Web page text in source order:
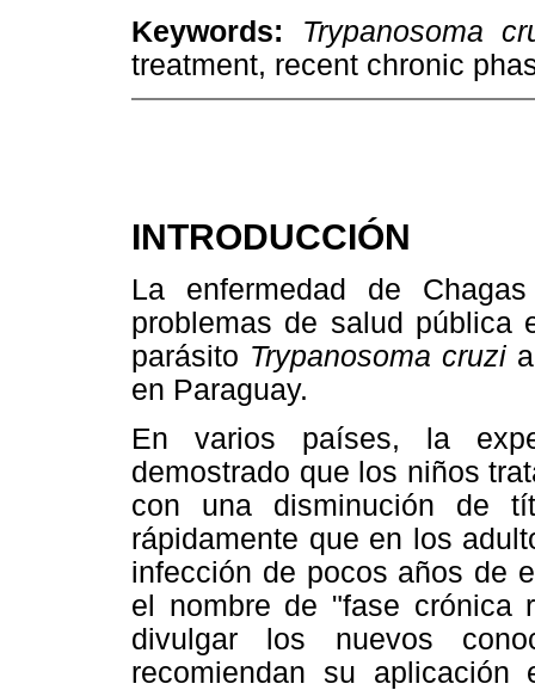
Keywords:
Trypanosoma
treatment, recent chronic
INTRODUCCIÓN
La enfermedad de
problemas de salud pública
parásito Trypanosoma cruzi
en Paraguay.
En varios países, la
demostrado que los niños
con una disminución de
rápidamente que en los
infección de pocos años de
el nombre de "fase crónica
divulgar los nuevos
recomiendan su